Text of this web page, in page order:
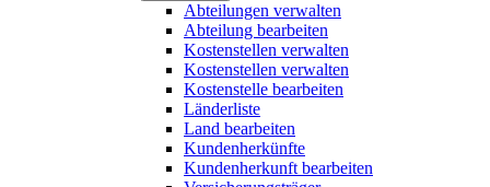
Abteilungen verwalten
Abteilung bearbeiten
Kostenstellen verwalten
Kostenstellen verwalten
Kostenstelle bearbeiten
Länderliste
Land bearbeiten
Kundenherkünfte
Kundenherkunft bearbeiten